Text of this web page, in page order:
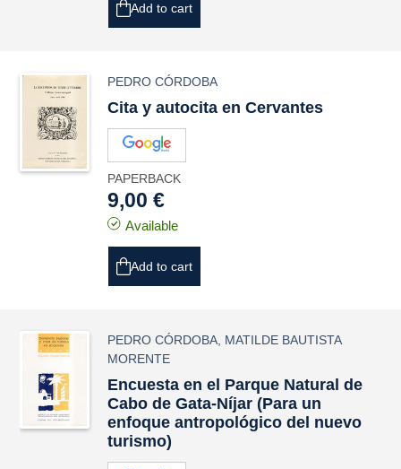
Add to cart
PEDRO CÓRDOBA
Cita y autocita en Cervantes
PAPERBACK
9,00 €
Available
Add to cart
PEDRO CÓRDOBA MATILDE BAUTISTA
MORENTE
Encuesta en el Parque Natural de
Cabo de Gata-Níjar (Para un
enfoque antropológico del nuevo
turismo)